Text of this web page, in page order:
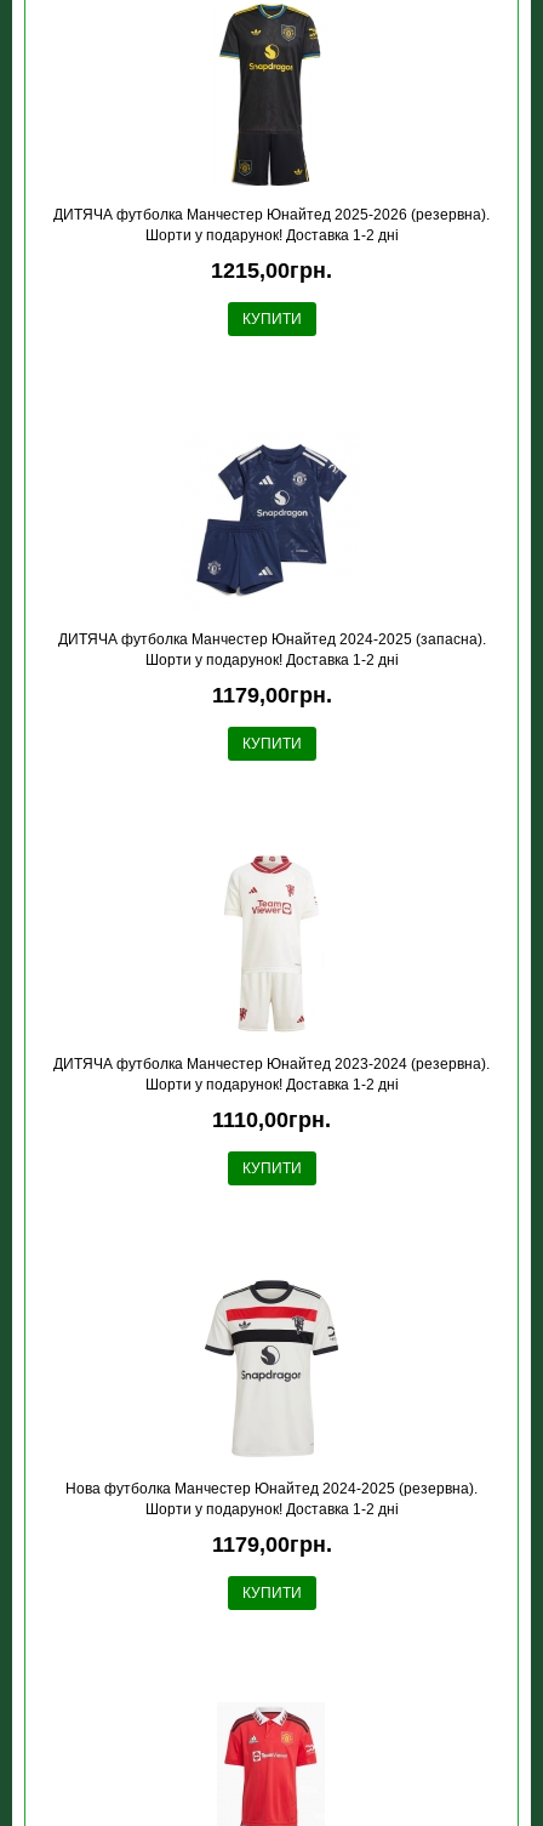
ДИТЯЧА футболка Манчестер Юнайтед 2025-2026 (резервна).
Шорти у подарунок! Доставка 1-2 дні
1215,00грн.
КУПИТИ
ДИТЯЧА футболка Манчестер Юнайтед 2024-2025 (запасна).
Шорти у подарунок! Доставка 1-2 дні
1179,00грн.
КУПИТИ
ДИТЯЧА футболка Манчестер Юнайтед 2023-2024 (резервна).
Шорти у подарунок! Доставка 1-2 дні
1110,00грн.
КУПИТИ
Нова футболка Манчестер Юнайтед 2024-2025 (резервна).
Шорти у подарунок! Доставка 1-2 дні
1179,00грн.
КУПИТИ